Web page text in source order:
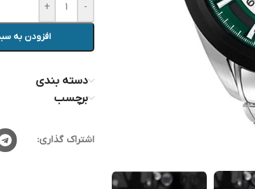
-
+
افزودن به
دسته بندی
برچسب
اشتراک گذاری: